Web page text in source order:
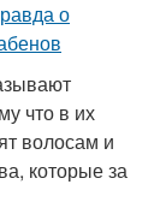
что в их
волосам и
которые за